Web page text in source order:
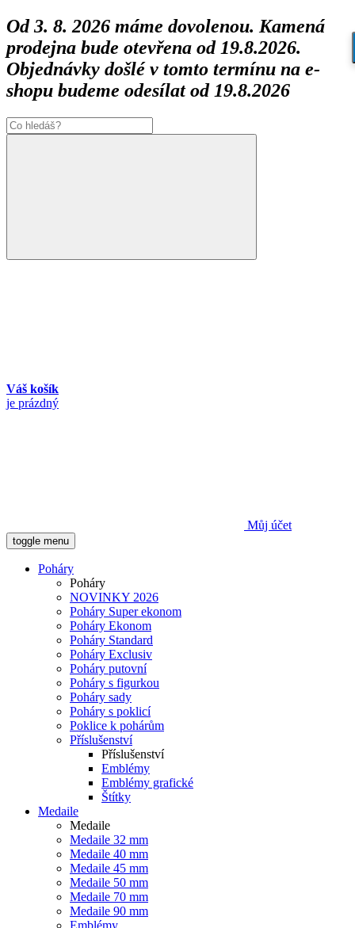
Od 3. 8. 2026 máme dovolenou. Kamená
prodejna bude otevřena od 19.8.2026.
Objednávky došlé v tomto termínu na e-
shopu budeme odesílat od 19.8.2026
Váš košík
je prázdný
Můj účet
toggle menu
Poháry
Poháry
NOVINKY 2026
Poháry Super ekonom
Poháry Ekonom
Poháry Standard
Poháry Exclusiv
Poháry putovní
Poháry s figurkou
Poháry sady
Poháry s poklicí
Poklice k pohárům
Příslušenství
Příslušenství
Emblémy
Emblémy grafické
Štítky
Medaile
Medaile
Medaile 32 mm
Medaile 40 mm
Medaile 45 mm
Medaile 50 mm
Medaile 70 mm
Medaile 90 mm
Emblémy